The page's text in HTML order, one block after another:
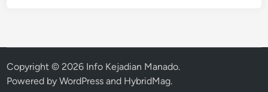
Copyright © 2026 Info Kejadian Manado.
Powered byWordPress and HybridMag.